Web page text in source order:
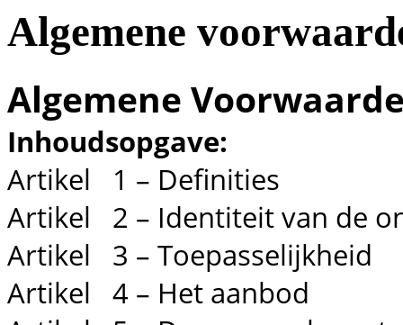
Algemene
Algemene
Inhoudsopgave:
Artikel 1 – Definities
Artikel 2 – Identiteit van de
Artikel 3 – Toepasselijkheid
Artikel 4 – Het aanbod